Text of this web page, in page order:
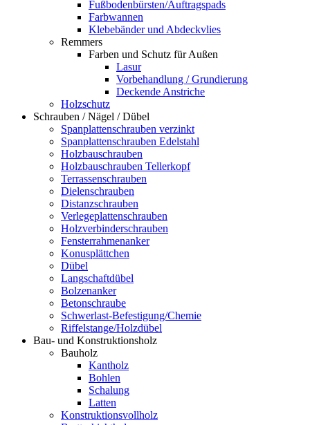
Fußbodenbürsten/Auftragspads
Farbwannen
Klebebänder und Abdeckvlies
Remmers
Farben und Schutz für Außen
Lasur
Vorbehandlung / Grundierung
Deckende Anstriche
Holzschutz
Schrauben / Nägel / Dübel
Spanplattenschrauben verzinkt
Spanplattenschrauben Edelstahl
Holzbauschrauben
Holzbauschrauben Tellerkopf
Terrassenschrauben
Dielenschrauben
Distanzschrauben
Verlegeplattenschrauben
Holzverbinderschrauben
Fensterrahmenanker
Konusplättchen
Dübel
Langschaftdübel
Bolzenanker
Betonschraube
Schwerlast-Befestigung/Chemie
Riffelstange/Holzdübel
Bau- und Konstruktionsholz
Bauholz
Kantholz
Bohlen
Schalung
Latten
Konstruktionsvollholz